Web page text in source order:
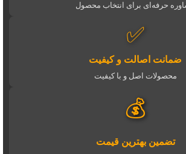
حرفه‌ای برای انتخاب محصول
✅
ضمانت اصالت و کیفیت
محصولات اصل و با کیفیت
💰
تضمین بهترین قیمت